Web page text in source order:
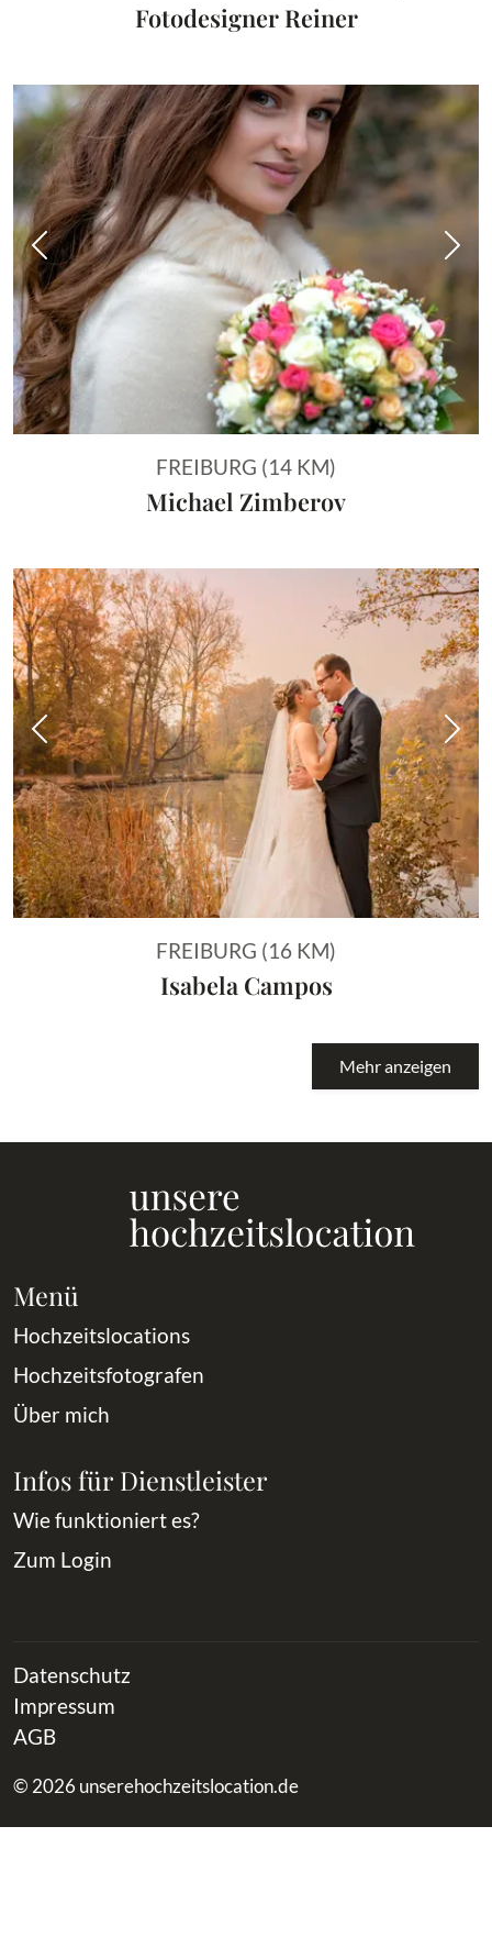
Fotodesigner Reiner
Vorheriges Bild
FREIBURG (14 KM)
Michael Zimberov
Vorheriges Bild
FREIBURG (16 KM)
Isabela Campos
Mehr anzeigen
Menü
Hochzeitslocations
Hochzeitsfotografen
Über mich
Infos für Dienstleister
Wie funktioniert es?
Zum Login
Datenschutz
Impressum
AGB
© 2026 unserehochzeitslocation.de